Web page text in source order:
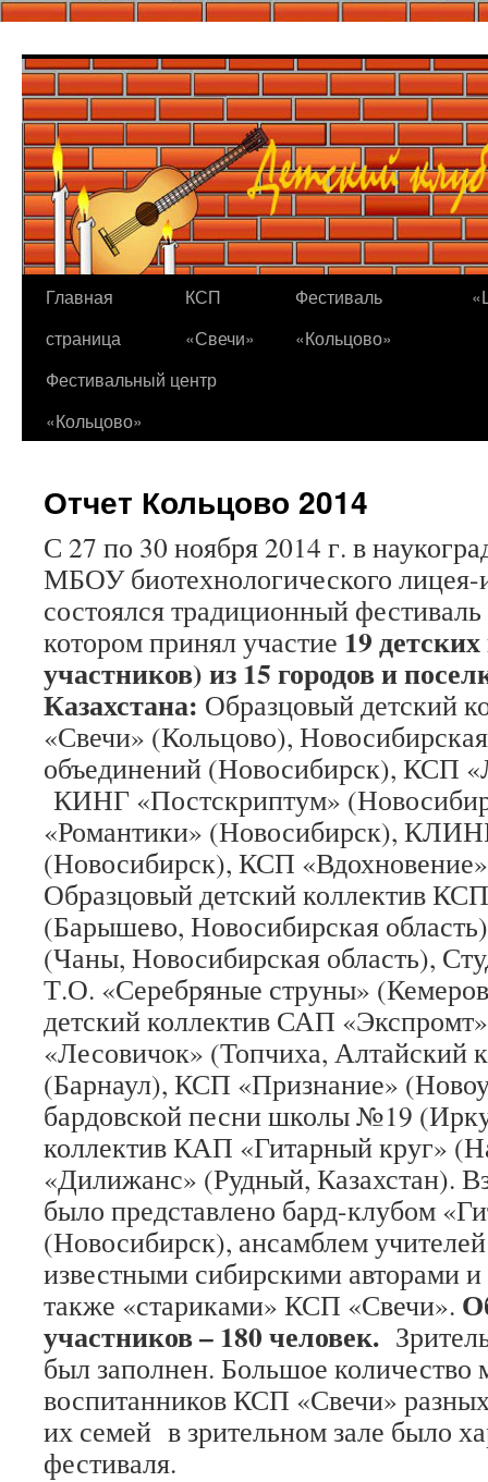
содержимому
Главная
страница
КСП
«Свечи»
Фестиваль
«Кольцово»
Фестивальный центр
«Кольцово»
Отчет Кольцово 2014
С 27 по 30 ноября 2014 г. в
МБОУ биотехнологического
состоялся традиционный фестиваль
котором принял участие 19
участников) из 15 городов и
Казахстана: Образцовый детский
«Свечи» (Кольцово),
объединений (Новосибирск), КСП
КИНГ «Постскриптум»
«Романтики» (Новосибирск),
(Новосибирск), КСП
Образцовый детский коллектив
(Барышево, Новосибирская
(Чаны, Новосибирская область),
Т.О. «Серебряные струны»
детский коллектив САП
«Лесовичок» (Топчиха, Алтайский
(Барнаул), КСП «Признание»
бардовской песни школы №19
коллектив КАП «Гитарный круг»
«Дилижанс» (Рудный, Казахстан).
было представлено бард-клубом
(Новосибирск), ансамблем
известными сибирскими авторами
также «стариками» КСП «Свечи».
участников – 180 человек.
был заполнен. Большое количество
воспитанников КСП «Свечи»
их семей в зрительном зале было
фестиваля.